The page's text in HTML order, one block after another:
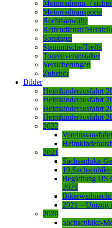
Motorradrenn- /
Motorradtransporte
Rechtsanwälte
Reifendienste/
Sonstiges
Stammtische/Treffs
Tourenveranstalter
Versicherungen
Zubehör
Bilder
Heimkinderausfahrt
Heimkinderausfahrt
Heimkinderausfahrt
Heimkinderausfahrt
2022
2021
Sachsenbike-
Begleitung US
2021
Bikerweihnacht
2021 – Umzug
2020
Sachsenbike-